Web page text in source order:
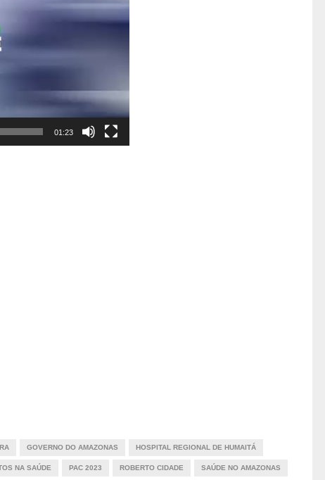
01:23
GOVERNO DO AMAZONAS HOSPITAL REGIONAL DE HUMAITÁ
NA SAÚDE PAC 2023 ROBERTO CIDADE SAÚDE NO AMAZONAS